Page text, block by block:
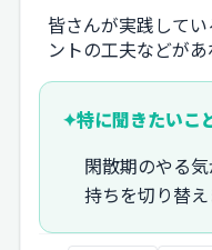
皆さんが実践して
ントの工夫などがあ
✦特に聞きたいこ
閑散期のやる
持ちを切り替